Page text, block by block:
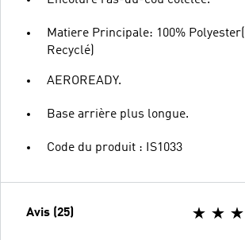
Matiere Principale: 100%
Recyclé)
AEROREADY.
Base arrière plus longue.
Code du produit : IS1033
Avis (25)